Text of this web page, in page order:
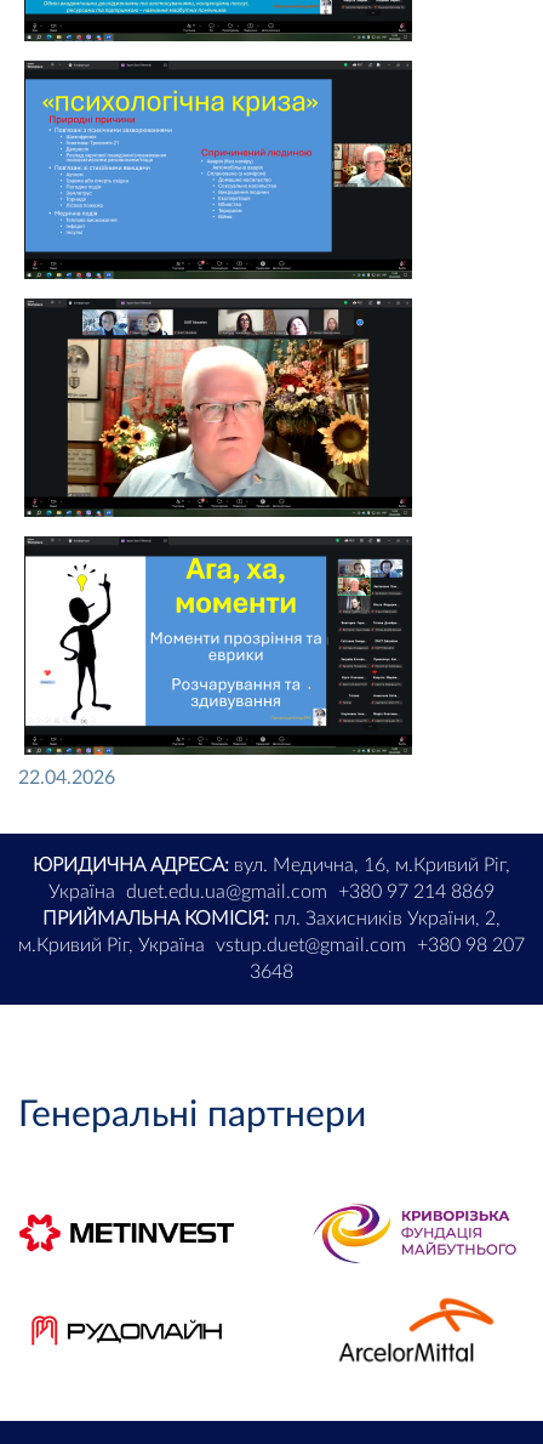
22.04.2026
ЮРИДИЧНА АДРЕСА: вул. Медична, 16, м.Кривий Ріг,
Україна
duet.edu.ua@gmail.com
+380 97 214 8869
ПРИЙМАЛЬНА КОМІСІЯ: пл. Захисників України, 2,
м.Кривий Ріг, Україна
vstup.duet@gmail.com
+380 98 207
3648
Генеральні партнери